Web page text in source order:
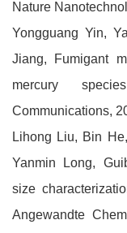
Nature
Yongguang Yin,
Jiang, Fumigant
mercury
Communications,
Lihong Liu, Bin
Yanmin Long,
size
Angewandte